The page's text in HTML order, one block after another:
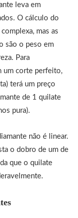
leva em
O cálculo do
mas as
são o peso em
Para
um corte perfeito,
terá um preço
de 1 quilate
pura).
não é linear.
o dobro de um de
que o quilate